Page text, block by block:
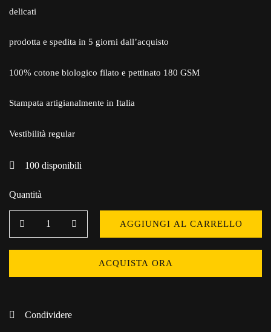
delicati
prodotta e spedita in 5 giorni dall’acquisto
100% cotone biologico filato e pettinato 180 GSM
Stampata artigianalmente in Italia
Vestibilità regular
100 disponibili
Quantità
AGGIUNGI AL CARRELLO
ACQUISTA ORA
Condividere